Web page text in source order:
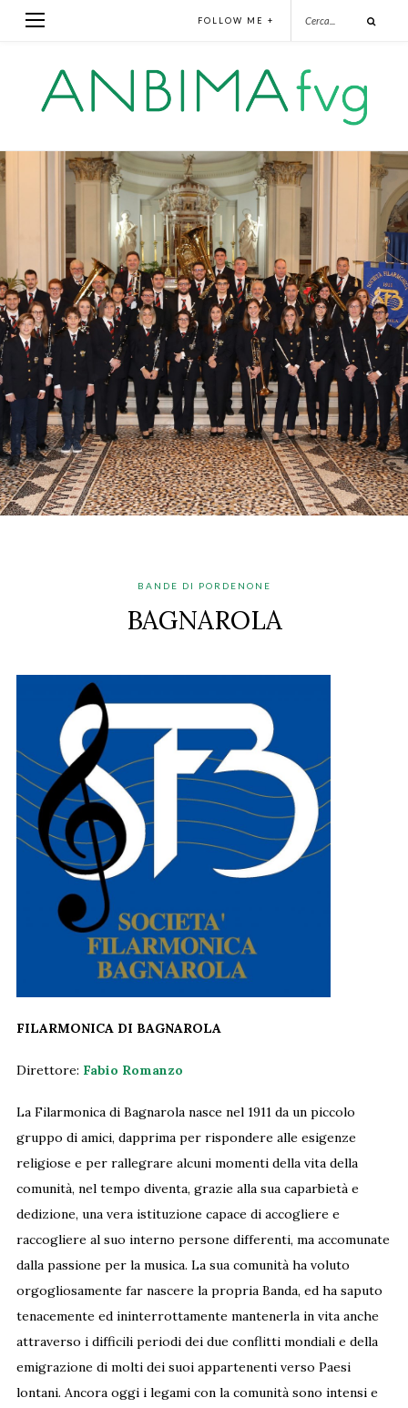
FOLLOW ME +
BANDE DI PORDENONE
BAGNAROLA
FILARMONICA DI BAGNAROLA
Direttore: Fabio Romanzo
La Filarmonica di Bagnarola nasce nel 1911 da un piccolo
gruppo di amici, dapprima per rispondere alle esigenze
religiose e per rallegrare alcuni momenti della vita della
comunità, nel tempo diventa, grazie alla sua caparbietà e
dedizione, una vera istituzione capace di accogliere e
raccogliere al suo interno persone differenti, ma accomunate
dalla passione per la musica. La sua comunità ha voluto
orgogliosamente far nascere la propria Banda, ed ha saputo
tenacemente ed ininterrottamente mantenerla in vita anche
attraverso i difficili periodi dei due conflitti mondiali e della
emigrazione di molti dei suoi appartenenti verso Paesi
lontani. Ancora oggi i legami con la comunità sono intensi e